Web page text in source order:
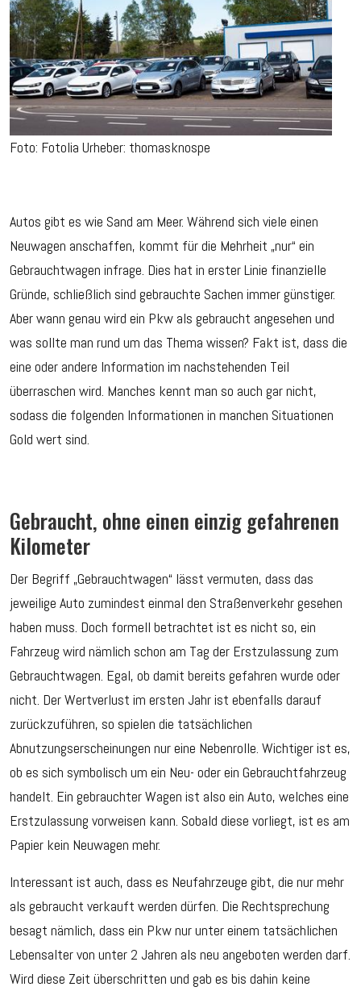
Foto: Fotolia Urheber: thomasknospe
Autos gibt es wie Sand am Meer. Während sich viele einen
Neuwagen anschaffen, kommt für die Mehrheit „nur“ ein
Gebrauchtwagen infrage. Dies hat in erster Linie finanzielle
Gründe, schließlich sind gebrauchte Sachen immer günstiger.
Aber wann genau wird ein Pkw als gebraucht angesehen und
was sollte man rund um das Thema wissen? Fakt ist, dass die
eine oder andere Information im nachstehenden Teil
überraschen wird. Manches kennt man so auch gar nicht,
sodass die folgenden Informationen in manchen Situationen
Gold wert sind.
Gebraucht, ohne einen einzig gefahrenen
Kilometer
Der Begriff „Gebrauchtwagen“ lässt vermuten, dass das
jeweilige Auto zumindest einmal den Straßenverkehr gesehen
haben muss. Doch formell betrachtet ist es nicht so, ein
Fahrzeug wird nämlich schon am Tag der Erstzulassung zum
Gebrauchtwagen. Egal, ob damit bereits gefahren wurde oder
nicht. Der Wertverlust im ersten Jahr ist ebenfalls darauf
zurückzuführen, so spielen die tatsächlichen
Abnutzungserscheinungen nur eine Nebenrolle. Wichtiger ist es,
ob es sich symbolisch um ein Neu- oder ein Gebrauchtfahrzeug
handelt. Ein gebrauchter Wagen ist also ein Auto, welches eine
Erstzulassung vorweisen kann. Sobald diese vorliegt, ist es am
Papier kein Neuwagen mehr.
Interessant ist auch, dass es Neufahrzeuge gibt, die nur mehr
als gebraucht verkauft werden dürfen. Die Rechtsprechung
besagt nämlich, dass ein Pkw nur unter einem tatsächlichen
Lebensalter von unter 2 Jahren als neu angeboten werden darf.
Wird diese Zeit überschritten und gab es bis dahin keine